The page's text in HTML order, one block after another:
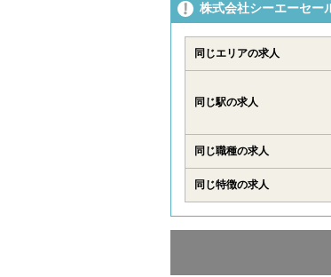
株式会社シーエーセー
同じエリアの求人
同じ駅の求人
同じ職種の求人
同じ特徴の求人